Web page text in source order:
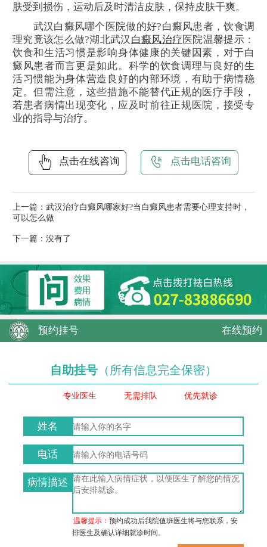
肤受到损伤，运动后及时清洁皮肤，保持皮肤干爽。
武汉白癜风哪个医院做的好?白癜风患者，饮食调
理究竟该怎么做?湖北武汉 白癜风治疗医院温馨提示：
饮食和生活习惯是影响身体健康的关键因素，对于白
癜风患者而言更是如此。科学的饮食调理与良好的生
活习惯能为身体营造良好的内部环境，有助于病情稳
定。但需注意，这些措施不能替代正规的医疗手段，
若患者病情出现变化，应及时前往正规医院，接受专
业的指导与治疗。
点击在线咨询 点击电话咨询
上一篇： 武汉治疗白癜风哪家好?当白癜风患者需要心理支持时，
可以怎么做
下一篇：没有了
预约挂号 在线预约
自助挂号 （所有信息完全保密）
专业医生 无需排队 优先就诊
姓名
电话
病情描述
温馨提示：预约成功后我院值班医生将与您联系，安
排医生及确认详细就诊时间。